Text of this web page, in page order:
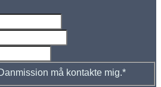
må kontakte mig.*